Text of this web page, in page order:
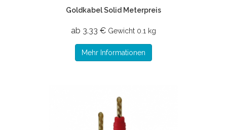
Goldkabel Solid Meterpreis
ab 3.33 € Gewicht 0.1 kg
Mehr Informationen